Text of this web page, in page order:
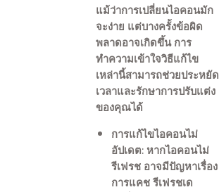
แม้ว่าการเปลี่ยนไอคอนมัก
จะง่าย แต่บางครั้งข้อผิด
พลาดอาจเกิดขึ้น การ
ทำความเข้าใจวิธีแก้ไข
เหล่านี้สามารถช่วยประหยัด
เวลาและรักษาการปรับแต่ง
ของคุณได้
การแก้ไขไอคอนไม่
อัปเดต: หากไอคอนไม่
รีเฟรช อาจมีปัญหาเรื่อง
การแคช รีเฟรชเด